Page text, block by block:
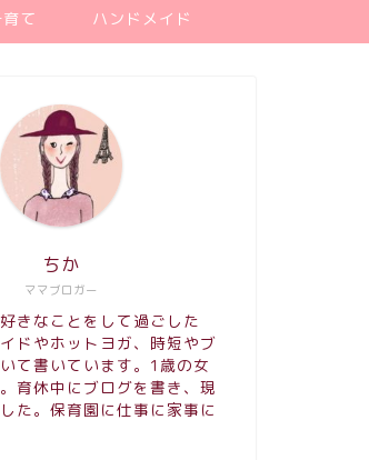
育て ハンドメイド
ママブロガー
ちか
きなことをして過ごした
ドやホットヨガ、時短やブ
て書いています。1歳の女
育休中にブログを書き、現
た。保育園に仕事に家事に